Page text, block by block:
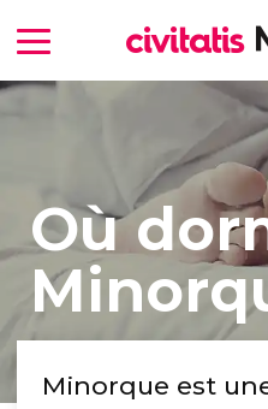
Où
Minorque est